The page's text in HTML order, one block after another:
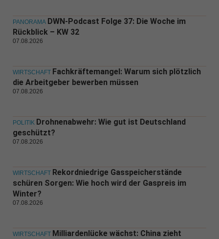
PANORAMA DWN-Podcast Folge 37: Die Woche im
Rückblick – KW 32
07.08.2026
WIRTSCHAFT Fachkräftemangel: Warum sich plötzlich
die Arbeitgeber bewerben müssen
07.08.2026
POLITIK Drohnenabwehr: Wie gut ist Deutschland
geschützt?
07.08.2026
WIRTSCHAFT Rekordniedrige Gasspeicherstände
schüren Sorgen: Wie hoch wird der Gaspreis im
Winter?
07.08.2026
WIRTSCHAFT Milliardenlücke wächst: China zieht